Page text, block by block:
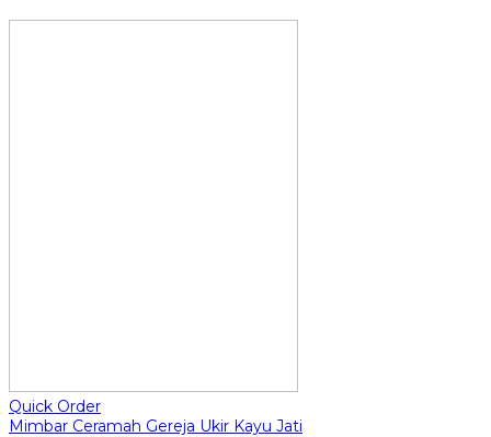
Quick Order
Mimbar Ceramah Gereja Ukir Kayu Jati